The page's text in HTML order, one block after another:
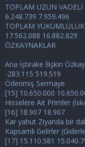
TOPLAM UZUN
6.248.739 7.959.496
TOPLAM
17.562.088 16.882.829
ÖZKAYNAKLAR
Ana İştirake İlişkin
-283.115 519.519
Ödenmiş Sermaye
[15] 10.650.000
Hisselere Ait Primler
[16] 18.907 18.907
Kar yahut Ziyanda bir
Kapsamlı Gelirler
[17] 15.110.581